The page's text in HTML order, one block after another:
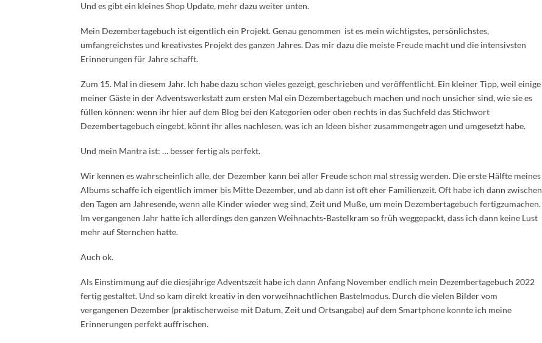
Und es gibt ein kleines Shop Update, mehr dazu weiter unten.
Mein Dezembertagebuch ist eigentlich ein Projekt. Genau genommen ist es mein wichtigstes, persönlichstes,
umfangreichstes und kreativstes Projekt des ganzen Jahres. Das mir dazu die meiste Freude macht und die intensivsten
Erinnerungen für Jahre schafft.
Zum 15. Mal in diesem Jahr. Ich habe dazu schon vieles gezeigt, geschrieben und veröffentlicht. Ein kleiner Tipp, weil einige
meiner Gäste in der Adventswerkstatt zum ersten Mal ein Dezembertagebuch machen und noch unsicher sind, wie sie es
füllen können: wenn ihr hier auf dem Blog bei den Kategorien oder oben rechts in das Suchfeld das Stichwort
Dezembertagebuch eingebt, könnt ihr alles nachlesen, was ich an Ideen bisher zusammengetragen und umgesetzt habe.
Und mein Mantra ist: … besser fertig als perfekt.
Wir kennen es wahrscheinlich alle, der Dezember kann bei aller Freude schon mal stressig werden. Die erste Hälfte meines
Albums schaffe ich eigentlich immer bis Mitte Dezember, und ab dann ist oft eher Familienzeit. Oft habe ich dann zwischen
den Tagen am Jahresende, wenn alle Kinder wieder weg sind, Zeit und Muße, um mein Dezembertagebuch fertigzumachen.
Im vergangenen Jahr hatte ich allerdings den ganzen Weihnachts-Bastelkram so früh weggepackt, dass ich dann keine Lust
mehr auf Sternchen hatte.
Auch ok.
Als Einstimmung auf die diesjährige Adventszeit habe ich dann Anfang November endlich mein Dezembertagebuch 2022
fertig gestaltet. Und so kam direkt kreativ in den vorweihnachtlichen Bastelmodus. Durch die vielen Bilder vom
vergangenen Dezember (praktischerweise mit Datum, Zeit und Ortsangabe) auf dem Smartphone konnte ich meine
Erinnerungen perfekt auffrischen.